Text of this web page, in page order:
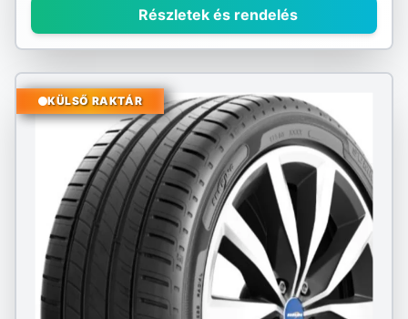
Részletek és rendelés
KÜLSŐ RAKTÁR